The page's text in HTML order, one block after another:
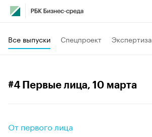
Все выпуски Спецпроект Экспертиза
#4 Первые лица, 10 марта
От первого лица